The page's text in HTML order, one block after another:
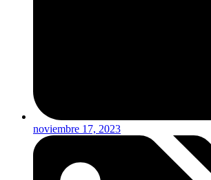
noviembre 17, 2023